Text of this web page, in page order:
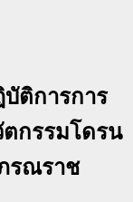
บัติการการ
กรรมโดรน
รณราช